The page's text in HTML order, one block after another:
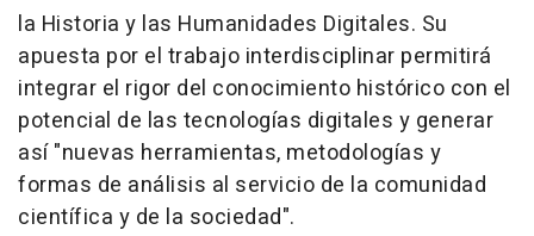
la Historia y las Humanidades Digitales. Su
apuesta por el trabajo interdisciplinar permitirá
integrar el rigor del conocimiento histórico con el
potencial de las tecnologías digitales y generar
así "nuevas herramientas, metodologías y
formas de análisis al servicio de la comunidad
científica y de la sociedad".